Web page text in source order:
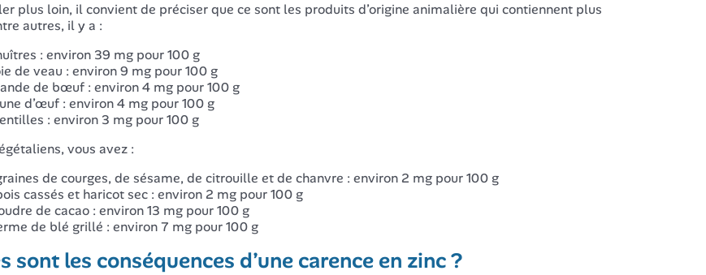
plus loin, il convient de préciser que ce sont les produits d’origine animalière qui contiennent plus
autres, il y a :
: environ 39 mg pour 100 g
de veau : environ 9 mg pour 100 g
de bœuf : environ 4 mg pour 100 g
d’œuf : environ 4 mg pour 100 g
: environ 3 mg pour 100 g
vous avez :
de courges, de sésame, de citrouille et de chanvre : environ 2 mg pour 100 g
cassés et haricot sec : environ 2 mg pour 100 g
de cacao : environ 13 mg pour 100 g
de blé grillé : environ 7 mg pour 100 g
sont les conséquences d’une carence en zinc ?